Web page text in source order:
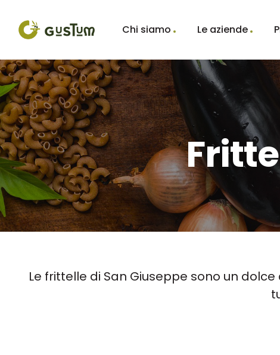
Chi siamo Le aziende
Le frittelle di San Giuseppe sono un